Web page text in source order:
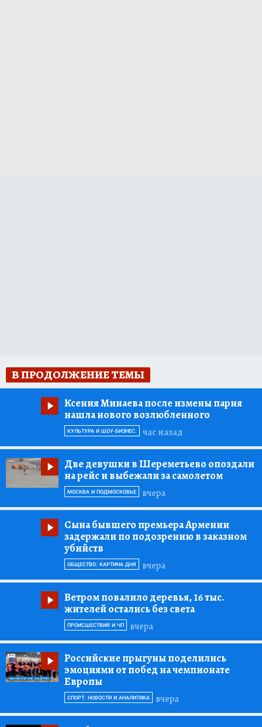
В ПРОДОЛЖЕНИЕ ТЕМЫ
Ксения Минаева после измены парня
нашла нового возлюбленного
час назад
КУЛЬТУРА И ШОУ-БИЗНЕС.
Две девушки в Шереметьево опоздали
на рейс и выбежали за самолетом
вчера
МОСКВА И ПОДМОСКОВЬЕ
Сына бывшего премьера Армении
задержали по подозрению в заказном
убийств
вчера
ОБЩЕСТВО: КАРТИНА ДНЯ
Ветром повалило деревья, 16 тыс.
жителей остались без света
вчера
ПРОИСШЕСТВИЯ И ЧП
Российские прыгуны поделились
эмоциями от побед на чемпионате
Европы
вчера
СПОРТ: НОВОСТИ И АНАЛИТИКА